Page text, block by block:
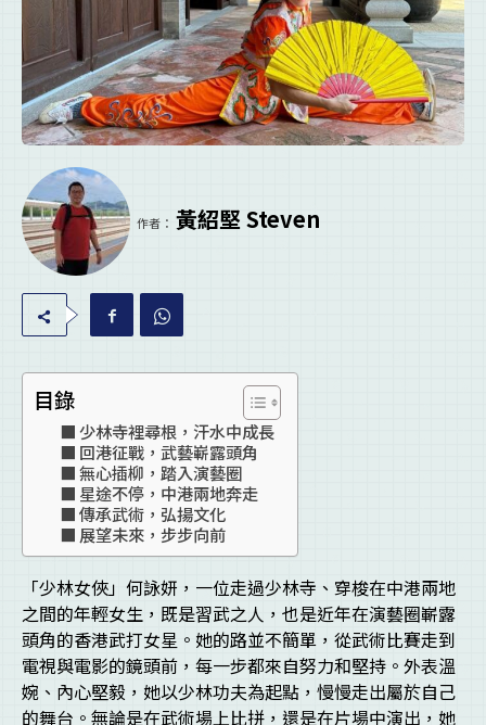
作者： 黃紹堅 Steven
目錄
少林寺裡尋根，汗水中成長
回港征戰，武藝嶄露頭角
無心插柳，踏入演藝圈
星途不停，中港兩地奔走
傳承武術，弘揚文化
展望未來，步步向前
「少林女俠」何詠妍，一位走過少林寺、穿梭在中港兩地
之間的年輕女生，既是習武之人，也是近年在演藝圈嶄露
頭角的香港武打女星。她的路並不簡單，從武術比賽走到
電視與電影的鏡頭前，每一步都來自努力和堅持。外表溫
婉、內心堅毅，她以少林功夫為起點，慢慢走出屬於自己
的舞台。無論是在武術場上比拼，還是在片場中演出，她